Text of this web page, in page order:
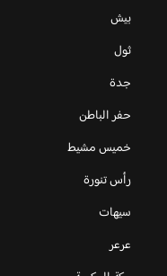
بيش
ثول
جدة
حفر الباطن
خميس مشيط
رأس تنورة
سيهات
عرعر